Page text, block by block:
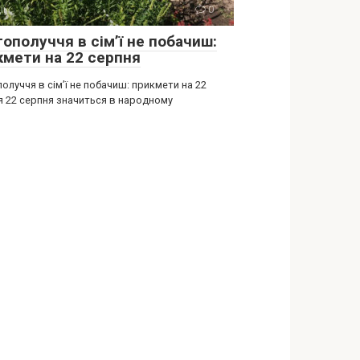
0
в сім’ї не побачиш:
на 22 серпня
в сім’ї не побачиш: прикмети на 22
22 серпня значиться в народному